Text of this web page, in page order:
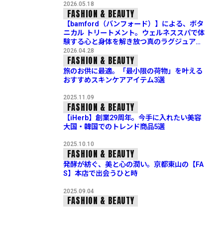
2026.05.18
FASHION & BEAUTY
【bamford（バンフォード）】による、ボタ
ニカル トリートメント。ウェルネススパで体
験する心と身体を解き放つ真のラグジュアリ
ー
2026.04.28
FASHION & BEAUTY
旅のお供に最適。「最小限の荷物」を叶える
おすすめスキンケアアイテム3選
2025.11.09
FASHION & BEAUTY
【iHerb】創業29周年。今手に入れたい美容
大国・韓国でのトレンド商品5選
2025.10.10
FASHION & BEAUTY
発酵が紡ぐ、美と心の潤い。京都東山の【FA
S】本店で出会うひと時
2025.09.04
FASHION & BEAUTY